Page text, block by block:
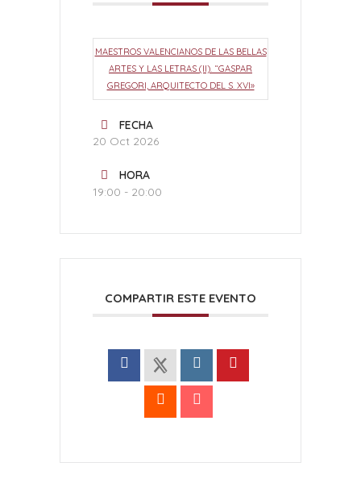
MAESTROS VALENCIANOS DE LAS BELLAS
ARTES Y LAS LETRAS (II). “GASPAR
GREGORI, ARQUITECTO DEL S. XVI»
FECHA
20 Oct 2026
HORA
19:00 - 20:00
COMPARTIR ESTE EVENTO